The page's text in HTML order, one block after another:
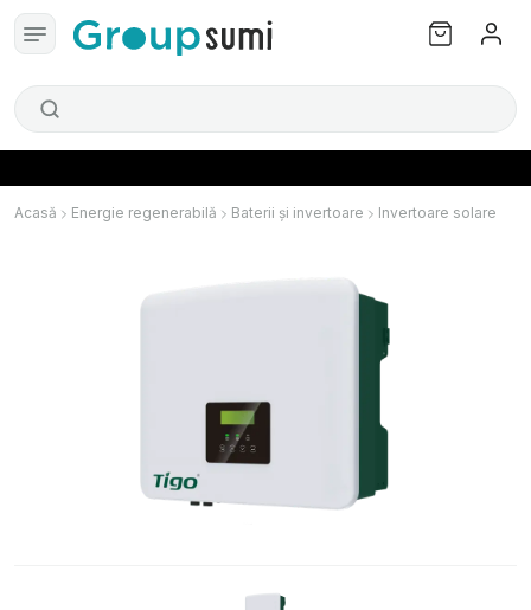
Acasă Energie regenerabilă Baterii și invertoare Invertoare solare